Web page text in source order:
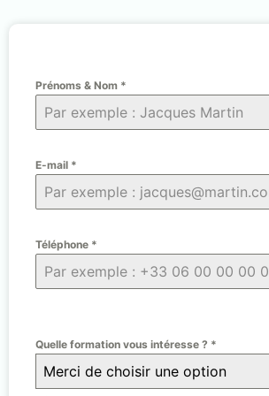
Prénoms & Nom *
E-mail *
Téléphone *
Quelle formation vous intéresse ? *
Merci de choisir une option